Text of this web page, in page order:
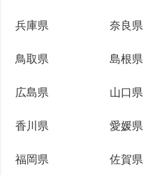
兵庫県 奈良県
鳥取県 島根県
広島県 山口県
香川県 愛媛県
福岡県 佐賀県